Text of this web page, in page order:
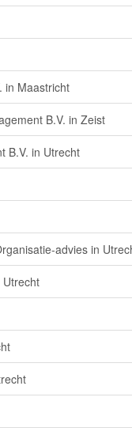
in Maastricht
B.V. in Zeist
B.V. in Utrecht
advies in
Utrecht